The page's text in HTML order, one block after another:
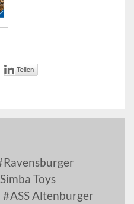
Ravensburger
Toys
ASS Altenburger